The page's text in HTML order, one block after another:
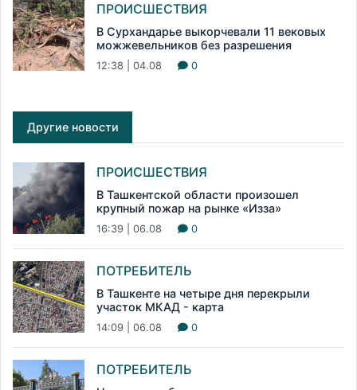
ПРОИСШЕСТВИЯ
В Сурхандарье выкорчевали 11 вековых
можжевельников без разрешения
12:38 | 04.08 0
Другие новости
ПРОИСШЕСТВИЯ
В Ташкентской области произошел
крупный пожар на рынке «Изза»
16:39 | 06.08 0
ПОТРЕБИТЕЛЬ
В Ташкенте на четыре дня перекрыли
участок МКАД - карта
14:09 | 06.08 0
ПОТРЕБИТЕЛЬ